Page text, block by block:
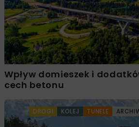
Wpływ domieszek i
cech betonu
DROGI KOLEJ TUNELE